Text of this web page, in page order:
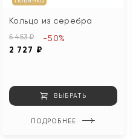
Кольцо из серебра
5 453 ₽
2 727 ₽
-50%
ВЫБРАТЬ
ПОДРОБНЕЕ